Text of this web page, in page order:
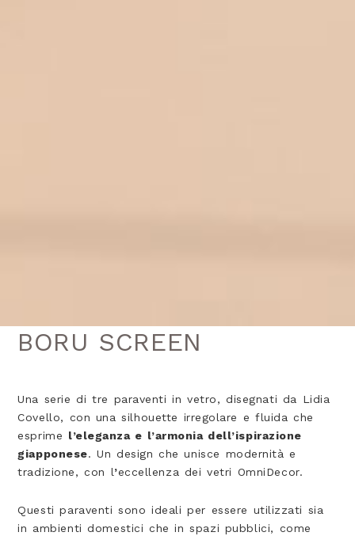
BORU SCREEN
Una serie di tre paraventi in vetro, disegnati da Lidia
Covello, con una silhouette irregolare e fluida che
esprime l’eleganza e l’armonia dell’ispirazione
giapponese. Un design che unisce modernità e
tradizione, con l’eccellenza dei vetri OmniDecor.
Questi paraventi sono ideali per essere utilizzati sia
in ambienti domestici che in spazi pubblici, come